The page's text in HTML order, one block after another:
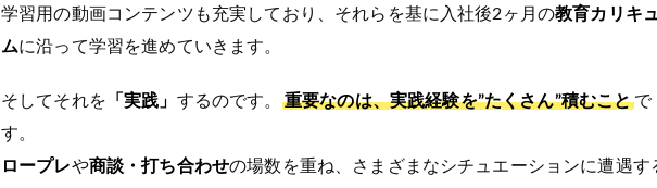
学習用の動画コンテンツも充実しており、それらを基に入社後2ヶ月の教育カリキ
ムに沿って学習を進めていきます。
そしてそれを 「実践」 するのです。 重要なのは、実践経験を”たくさん”積むことで
す。
ロープレや商談・打ち合わせの場数を重ね、さまざまなシチュエーションに遭遇す